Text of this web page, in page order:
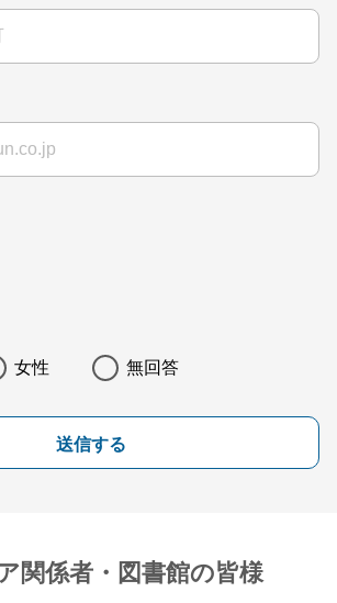
女性 無回答
送信する
関係者・図書館の皆様